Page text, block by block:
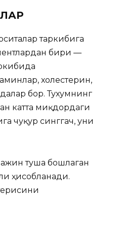
таркибига
бири —
холестерин,
бор. Тухумнинг
катта миқдордаги
чуқур синггач, уни
туша бошлаган
ҳисобланади.